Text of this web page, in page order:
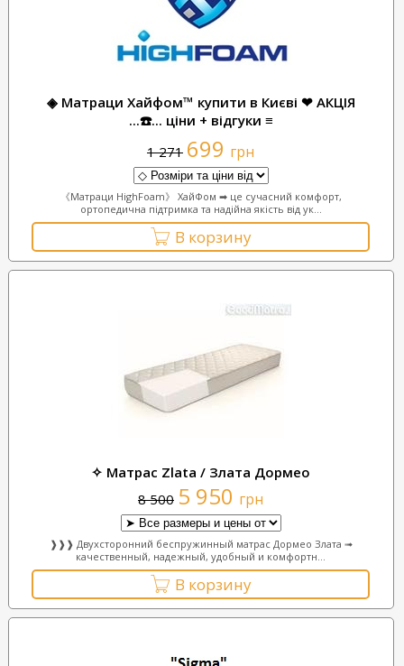
◈ Матраци Хайфом™ купити в Києві ❤ АКЦІЯ
...☎️... ціни + відгуки ≡
1 271 699 грн
《Матраци HighFoam》 ХайФом ➡ це сучасний комфорт,
ортопедична підтримка та надійна якість від ук...
В корзину
✧ Матраc Zlata / Злата Дормео
8 500 5 950 грн
❱❱❱ Двухсторонний беспружинный матрас Дормео Злата ➟
качественный, надежный, удобный и комфортн...
В корзину